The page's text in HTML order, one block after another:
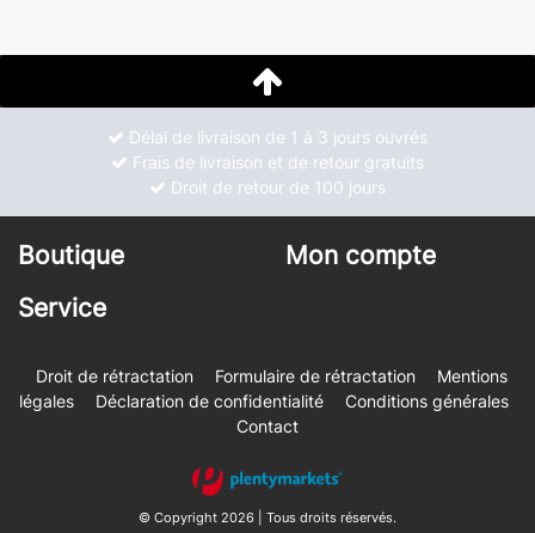
Délai de livraison de 1 à 3 jours ouvrés
Frais de livraison et de retour gratuits
Droit de retour de 100 jours
Boutique
Mon compte
Service
Droit de rétractation Formulaire de rétractation
Mentions
légales
Déclaration de confidentialité
Conditions générales
Contact
© Copyright 2026 | Tous droits réservés.